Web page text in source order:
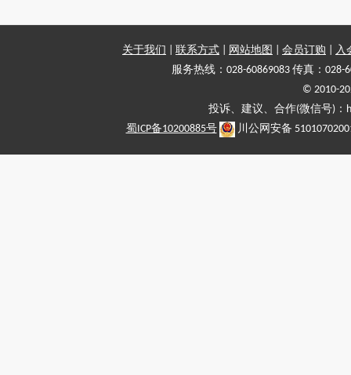
关于我们 联系方式 网站地图 会员订购
入
服务热线：028-60869083 传真：028-
© 2010-
投诉、建议、合作(微信号)
蜀ICP备10200885号
川公网安备